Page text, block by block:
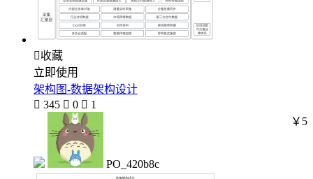
收藏
立即使用
架构图-数据架构设计
 345  0  1
PO_420b8c
￥5